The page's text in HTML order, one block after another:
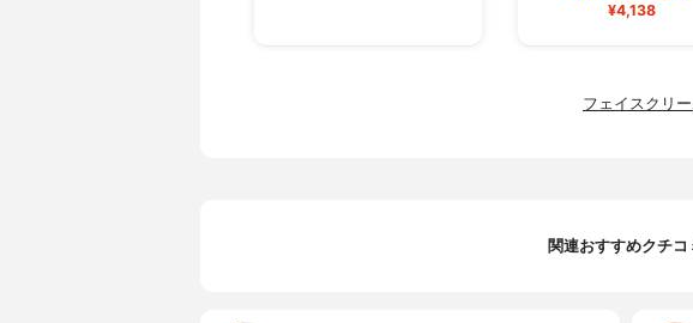
¥4,138
フェイスクリ
関連おすすめクチコ